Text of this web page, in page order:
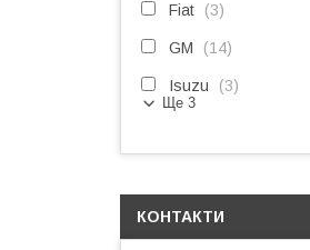
Fiat 3
GM 14
Isuzu 3
Ще 3
КОНТАКТИ